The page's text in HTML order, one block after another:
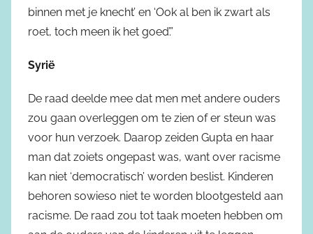
binnen met je knecht’ en ‘Ook al ben ik zwart als
roet, toch meen ik het goed’.”
Syrië
De raad deelde mee dat men met andere ouders
zou gaan overleggen om te zien of er steun was
voor hun verzoek. Daarop zeiden Gupta en haar
man dat zoiets ongepast was, want over racisme
kan niet ‘democratisch’ worden beslist. Kinderen
behoren sowieso niet te worden blootgesteld aan
racisme. De raad zou tot taak moeten hebben om